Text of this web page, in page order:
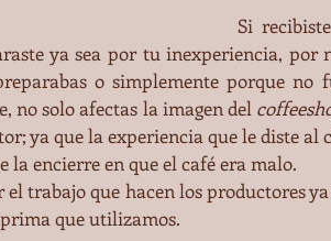
Si
ya sea por tu inexperiencia, por
o simplemente porque no
no solo afectas la imagen del
ya que la experiencia que le diste al
la encierre en que el café era malo.
el trabajo que hacen los productores
que utilizamos.